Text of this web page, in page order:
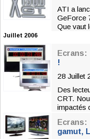
ATI a
GeForce
Que vaut
Juillet 2006
Ecrans:
!
28 Juillet
Des
CRT.
impactés
Ecrans:
gamut,